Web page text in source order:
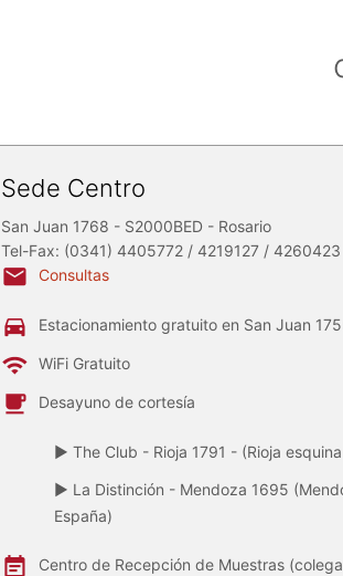
Sede Centro
San Juan 1768 - S2000BED - Rosario
Tel-Fax: (0341) 4405772 / 4219127 / 4260423
Consultas
Estacionamiento gratuito en San Juan
WiFi Gratuito
Desayuno de cortesía
▶ The Club - Rioja 1791 - (Rioja
▶ La Distinción - Mendoza 1695
España)
Centro de Recepción de Muestras